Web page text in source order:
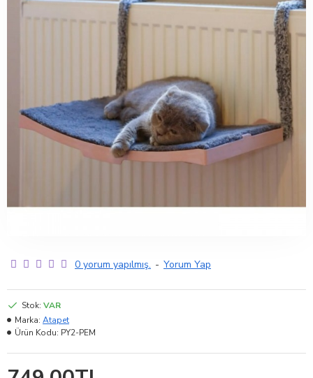
0 yorum yapılmış. - Yorum Yap
Stok: VAR
Marka: Atapet
Ürün Kodu: PY2-PEM